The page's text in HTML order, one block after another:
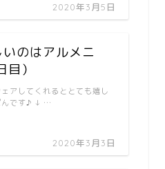
2020年3月5日
のはアルメニ
）
2020年3月3日
アしてくれるととても嬉し
んです♪ ↓ …